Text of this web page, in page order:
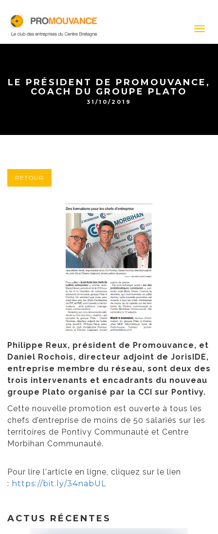
LE PRÉSIDENT DE PROMOUVANCE,
COACH DU GROUPE PLATO
31/10/2019
RETOUR
Philippe Reux, président de Promouvance, et
Daniel Rochois, directeur adjoint de JorisIDE,
entreprise membre du réseau, sont deux des
trois intervenants et encadrants du nouveau
groupe Plato organisé par la CCI sur Pontivy.
Cette nouvelle promotion est ouverte à tous les
chefs d’entreprise de moins de 50 salariés sur les
territoires de Pontivy Communauté et Centre
Morbihan Communauté.
Pour lire l'article en ligne, cliquez sur le lien
: https://bit.ly/34nabUL
ACTUS RÉCENTES